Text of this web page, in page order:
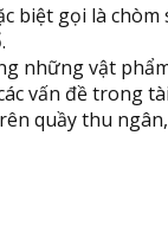
gọi là
những vật
vấn đề trong
quầy thu